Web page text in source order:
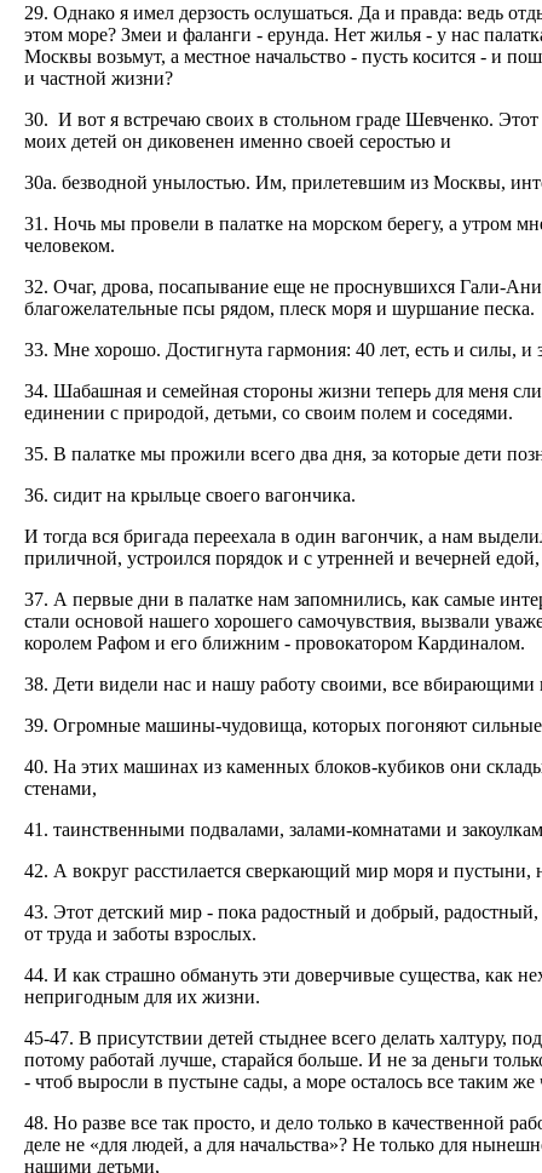
29. Однако я имел дерзость ослушаться. Да и правда: ведь
этом море? Змеи и фаланги - ерунда. Нет жилья - у нас
Москвы возьмут, а местное начальство - пусть косится - и
и частной жизни?
30. И вот я встречаю своих в стольном граде Шевченко.
моих детей он диковенен именно своей серостью и
30а. безводной унылостью. Им, прилетевшим из Москвы,
31. Ночь мы провели в палатке на морском берегу, а утром
человеком.
32. Очаг, дрова, посапывание еще не проснувшихся Гали-
благожелательные псы рядом, плеск моря и шуршание песка.
33. Мне хорошо. Достигнута гармония: 40 лет, есть и силы, и
34. Шабашная и семейная стороны жизни теперь для меня
единении с природой, детьми, со своим полем и соседями.
35. В палатке мы прожили всего два дня, за которые дети
36. сидит на крыльце своего вагончика.
И тогда вся бригада переехала в один вагончик, а нам
приличной, устроился порядок и с утренней и вечерней
37. А первые дни в палатке нам запомнились, как самые
стали основой нашего хорошего самочувствия, вызвали
королем Рафом и его ближним - провокатором Кардиналом.
38. Дети видели нас и нашу работу своими, все вбирающими
39. Огромные машины-чудовища, которых погоняют
40. На этих машинах из каменных блоков-кубиков они
стенами,
41. таинственными подвалами, залами-комнатами и
42. А вокруг расстилается сверкающий мир моря и пустыни,
43. Этот детский мир - пока радостный и добрый,
от труда и заботы взрослых.
44. И как страшно обмануть эти доверчивые существа, как
непригодным для их жизни.
45-47. В присутствии детей стыднее всего делать халтуру,
потому работай лучше, старайся больше. И не за деньги
- чтоб выросли в пустыне сады, а море осталось все таким
48. Но разве все так просто, и дело только в качественной
деле не «для людей, а для начальства»? Не только для
нашими детьми,